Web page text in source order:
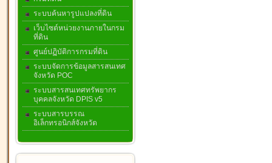
ระบบค้นหารูปแปลงที่ดิน
เว็บไซต์หน่วยงานภายในกรม
ที่ดิน
ศูนย์ปฏิบัติการกรมที่ดิน
ระบบจัดการข้อมูลสารสนเทศ
จังหวัด POC
ระบบสารสนเทศทรัพยากร
บุคคลจังหวัด DPIS v5
ระบบสารบรรณ
อิเล็กทรอนิกส์จังหวัด